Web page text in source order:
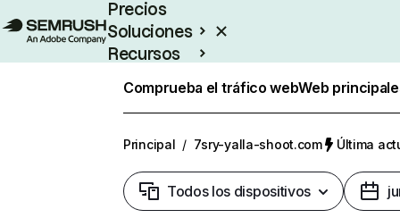
Precios
Soluciones
Recursos
Comprueba el tráfico webWeb
Principal / 7sry-yalla-shoot.com Última
Todos los dispositivos